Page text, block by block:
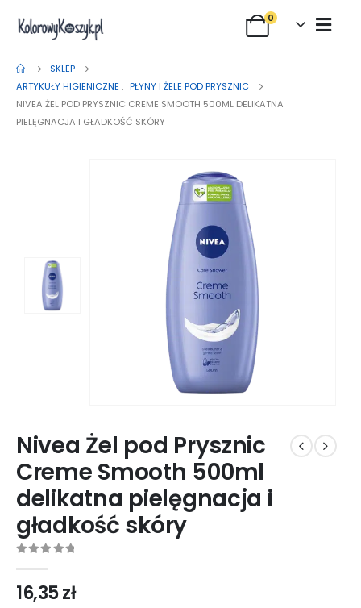
0
SKLEP
ARTYKUŁY HIGIENICZNE , PŁYNY I ŻELE POD PRYSZNIC
NIVEA ŻEL POD PRYSZNIC CREME SMOOTH 500ML DELIKATNA
PIELĘGNACJA I GŁADKOŚĆ SKÓRY
Nivea Żel pod Prysznic
Creme Smooth 500ml
delikatna pielęgnacja i
gładkość skóry
16,35zł